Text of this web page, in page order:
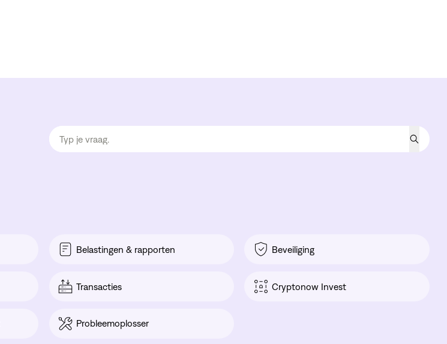
Belastingen & rapporten Beveiliging
Transacties Cryptonow Invest
Probleemoplosser